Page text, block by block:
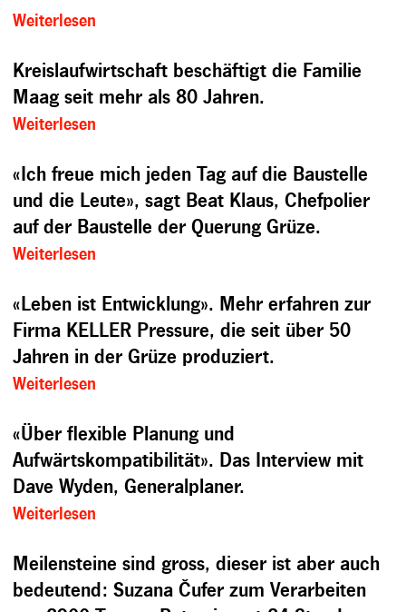
Weiterlesen
Kreislaufwirtschaft beschäftigt die Familie
Maag seit mehr als 80 Jahren.
Weiterlesen
«Ich freue mich jeden Tag auf die Baustelle
und die Leute», sagt Beat Klaus, Chefpolier
auf der Baustelle der Querung Grüze.
Weiterlesen
«Leben ist Entwicklung». Mehr erfahren zur
Firma KELLER Pressure, die seit über 50
Jahren in der Grüze produziert.
Weiterlesen
«Über flexible Planung und
Aufwärtskompatibilität». Das Interview mit
Dave Wyden, Generalplaner.
Weiterlesen
Meilensteine sind gross, dieser ist aber auch
bedeutend: Suzana Čufer zum Verarbeiten